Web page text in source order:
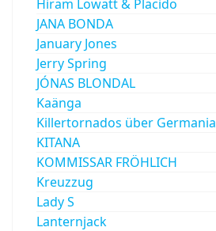
Hiram Lowatt & Placido
JANA BONDA
January Jones
Jerry Spring
JÓNAS BLONDAL
Kaänga
Killertornados über Germania
KITANA
KOMMISSAR FRÖHLICH
Kreuzzug
Lady S
Lanternjack